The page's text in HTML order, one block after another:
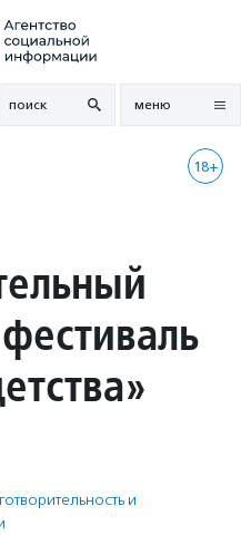
поиск меню
18+
и